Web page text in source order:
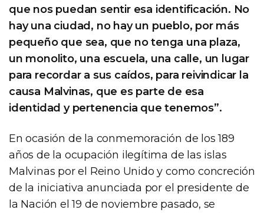
que nos puedan sentir esa identificación. No
hay una ciudad, no hay un pueblo, por más
pequeño que sea, que no tenga una plaza,
un monolito, una escuela, una calle, un lugar
para recordar a sus caídos, para reivindicar la
causa Malvinas, que es parte de esa
identidad y pertenencia que tenemos”.
En ocasión de la conmemoración de los 189
años de la ocupación ilegítima de las islas
Malvinas por el Reino Unido y como concreción
de la iniciativa anunciada por el presidente de
la Nación el 19 de noviembre pasado, se